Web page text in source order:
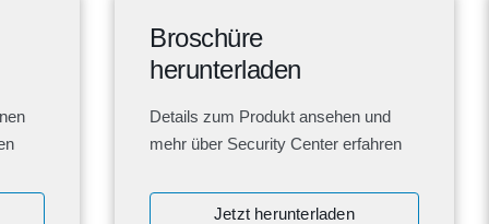
Broschüre
herunterladen
Details zum Produkt ansehen und
mehr über Security Center erfahren
Jetzt herunterladen